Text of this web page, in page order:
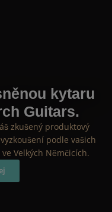
kytaru
Guitars.
zkušený produktový
podle vašich
Velkých Němčicích.